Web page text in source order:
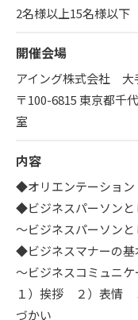
2名様以上15名様以下
開催会場
アイング株式会社 大
〒100-6815 東京都千
室
内容
◆オリエンテーション
◆ビジネスパーソンと
～ビジネスパーソン
◆ビジネスマナーの基
～ビジネスコミュニ
１）挨拶 ２）表情
づかい